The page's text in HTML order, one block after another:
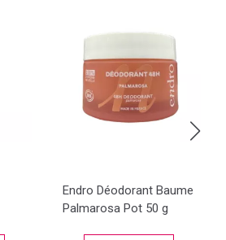
Endro Déodorant Baume
Palmarosa Pot 50 g